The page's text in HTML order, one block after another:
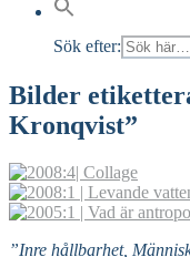
Sök efter:
Bilder
Kronqvist”
”Inre hållbarhet,